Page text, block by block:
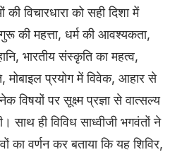
की विचारधारा को सही दिशा में
की महत्ता, धर्म की आवश्यकता,
भारतीय संस्कृति का महत्व,
मोबाइल प्रयोग में विवेक, आहार से
विषयों पर सूक्ष्म प्रज्ञा से वात्सल्य
साथ ही विविध साध्वीजी भगवंतों ने
का वर्णन कर बताया कि यह शिविर,